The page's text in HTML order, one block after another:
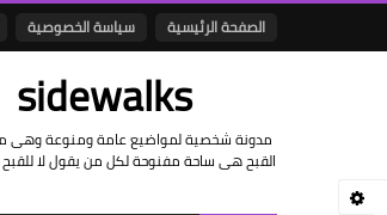
الصفحة الرئيسية سياسة الخصوصية
sidewalks
مدونة شخصية لمواضيع عامة ومنوعة وهى
القبح هى ساحة مفنوحة لكل من يقول لا